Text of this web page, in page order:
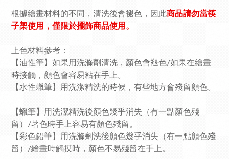
根據繪畫材料的不同，清洗後會褪色，因此商品請勿當筷
子架使用，僅限於擺飾商品使用。
上色材料參考：
【油性筆】如果用洗滌劑清洗，顏色會褪色/如果在繪畫
時接觸，顏色會容易粘在手上。
【水性蠟筆】用洗潔精洗的時候，有些地方會殘留顏色。
【蠟筆】用洗潔精洗後顏色幾乎消失（有一點顏色殘
留）/著色時手上容易有顏色殘留。
【彩色鉛筆】用洗滌劑洗後顏色幾乎消失（有一點顏色殘
留）/繪畫時觸摸時，顏色不易殘留在手上。